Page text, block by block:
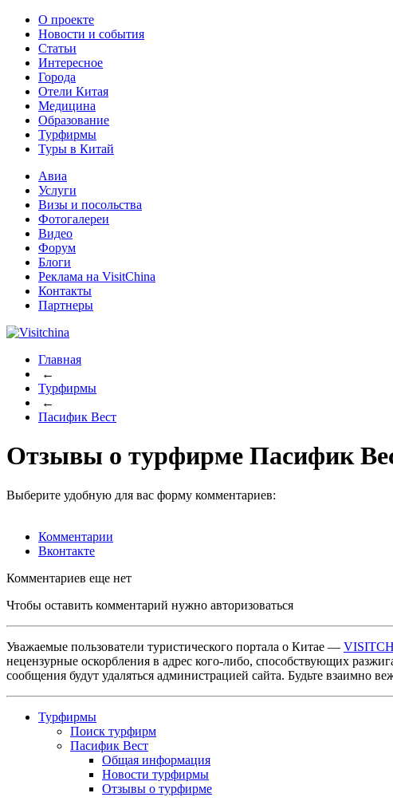
О проекте
Новости и события
Статьи
Интересное
Города
Отели Китая
Медицина
Образование
Турфирмы
Туры в Китай
Авиа
Услуги
Визы и посольства
Фотогалереи
Видео
Форум
Блоги
Реклама на VisitChina
Контакты
Партнеры
Главная
←
Турфирмы
←
Пасифик Вест
Отзывы о турфирме Пасифик
Выберите удобную для вас форму комментариев:
Комментарии
Вконтакте
Комментариев еще нет
Чтобы оставить комментарий нужно авторизоваться
Уважаемые пользователи туристического портала о Китае —
нецензурные оскорбления в адрес кого-либо, способствующих
сообщения будут удаляться администрацией сайта. Будьте взаимно
Турфирмы
Поиск турфирм
Пасифик Вест
Общая информация
Новости турфирмы
Отзывы о турфирме